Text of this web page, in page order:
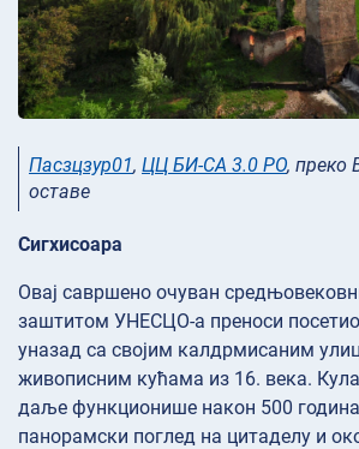
Пасзцзур01, ЦЦ БИ-СА 3.0 РО, преко
оставе
Сигхисоара
Овај савршено очуван
заштитом УНЕСЦО-а преноси
уназад са својим калдрмисаним
живописним кућама из 16. века.
даље функционише након 500
панорамски поглед на цитаделу и